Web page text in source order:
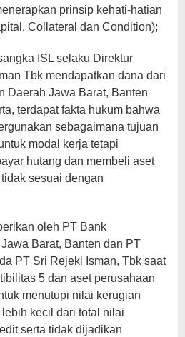
prinsip kehati-hatian
Collateral dan Condition);
ISL selaku Direktur
Tbk mendapatkan dana dari
Daerah Jawa Barat, Banten
terdapat fakta hukum bahwa
sebagaimana tujuan
modal kerja tetapi
hutang dan membeli aset
sesuai dengan
oleh PT Bank
Barat, Banten dan PT
PT Sri Rejeki Isman, Tbk saat
5 dan aset perusahaan
menutupi nilai kerugian
kecil dari total nilai
serta tidak dijadikan